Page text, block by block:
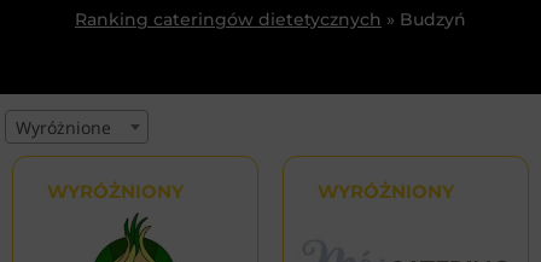
Ranking cateringów dietetycznych » Budzyń
Wyróżnione
WYRÓŻNIONY WYRÓŻNIONY